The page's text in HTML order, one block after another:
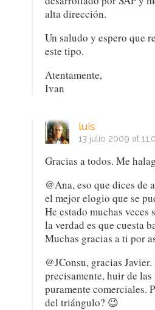
alta dirección.
Un saludo y espero que
este tipo.
Atentamente,
Ivan
luis
13 julio 2009 at
Gracias a todos. Me
@Ana, eso que dices
el mejor elogio que se
He estado muchas
la verdad es que cuesta
Muchas gracias a ti por
@JConsu, gracias
precisamente, huir de
puramente comerciales.
del triángulo? 😉